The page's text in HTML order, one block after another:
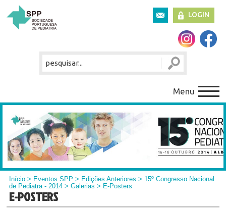
LOGIN
Menu
Início > Eventos SPP > Edições Anteriores > 15º Congresso Nacional
de Pediatra - 2014 >Galerias > E-Posters
E-POSTERS